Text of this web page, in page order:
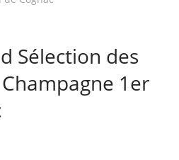
Sélection des
1er